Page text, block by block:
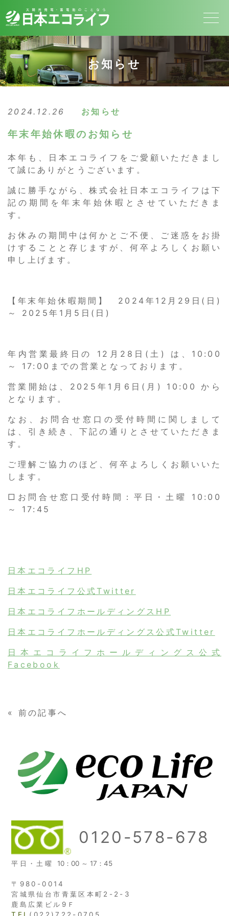
お知らせ
2024.12.26 お知らせ
年末年始休暇のお知らせ
本年も、日本エコライフをご愛顧いただきまし
て誠にありがとうございます。
誠に勝手ながら、株式会社日本エコライフは下
記の期間を年末年始休暇とさせていただきま
す。
お休みの期間中は何かとご不便、ご迷惑をお掛
けすることと存じますが、何卒よろしくお願い
申し上げます。
【年末年始休暇期間】 2024年12月29日(日)
～ 2025年1月5日(日)
年内営業最終日の 12月28日(土) は、10:00
～ 17:00までの営業となっております。
営業開始は、2025年1月6日(月) 10:00 から
となります。
なお、お問合せ窓口の受付時間に関しまして
は、引き続き、下記の通りとさせていただきま
す。
ご理解ご協力のほど、何卒よろしくお願いいた
します。
□お問合せ窓口受付時間：平日・土曜 10:00
～ 17:45
日本エコライフHP
日本エコライフ公式Twitter
日本エコライフホールディングスHP
日本エコライフホールディングス公式Twitter
日本エコライフホールディングス公式
Facebook
« 前の記事へ
0120-578-678
平日・土曜 10：00 ～ 17：45
〒980-0014
宮城県仙台市青葉区本町2-2-3
鹿島広業ビル9Ｆ
TEL (022)722-0705